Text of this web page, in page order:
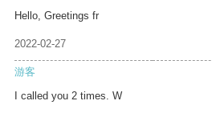
Hello, Greetings fr
2022-02-27
游客
I called you 2 times. W